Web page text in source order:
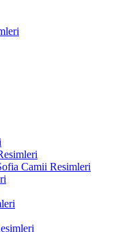
Camii Resimleri